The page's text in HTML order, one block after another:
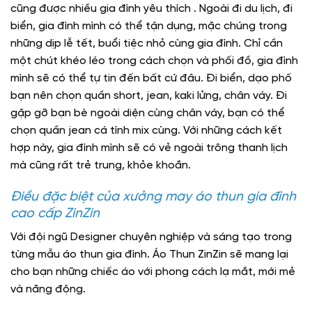
cũng được nhiều gia đình yêu thích . Ngoài đi du lịch, đi
biển, gia đình mình có thể tận dụng, mặc chúng trong
những dịp lễ tết, buổi tiệc nhỏ cùng gia đình. Chỉ cần
một chút khéo léo trong cách chọn và phối đồ, gia đình
mình sẽ có thể tự tin đến bất cứ đâu. Đi biển, dạo phố
bạn nên chọn quần short, jean, kaki lửng, chân váy. Đi
gặp gỡ bạn bè ngoài diện cùng chân váy, bạn có thể
chọn quần jean cá tính mix cùng. Với những cách kết
hợp này, gia đình mình sẽ có vẻ ngoài trông thanh lịch
mà cũng rất trẻ trung, khỏe khoắn.
Điều đặc biệt của xưởng may áo thun gia đình
cao cấp ZinZin
Với đội ngũ Designer chuyên nghiệp và sáng tạo trong
từng mẫu áo thun gia đình. Áo Thun ZinZin sẽ mang lại
cho bạn những chiếc áo với phong cách lạ mắt, mới mẻ
và năng động.